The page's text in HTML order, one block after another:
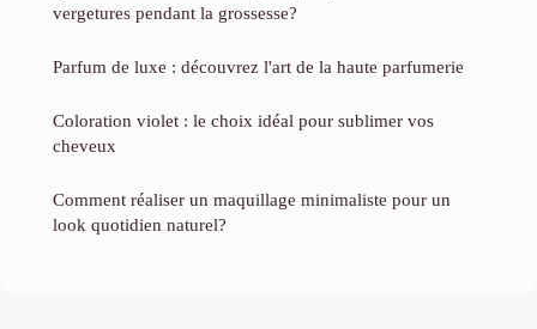
vergetures pendant la grossesse?
Parfum de luxe : découvrez l'art de la haute parfumerie
Coloration violet : le choix idéal pour sublimer vos
cheveux
Comment réaliser un maquillage minimaliste pour un
look quotidien naturel?